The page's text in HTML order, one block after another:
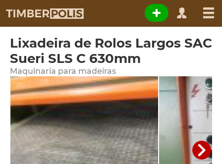
Lixadeira de Rolos Largos SAC
Sueri SLS C 630mm
Maquinaria para madeiras